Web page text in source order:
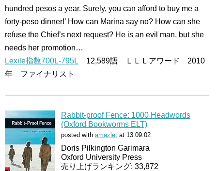
hundred pesos a year. Surely, you can afford to buy me a
forty-peso dinner!’ How can Marina say no? How can she
refuse the Chief’s next request? He is an evil man, but she
needs her promotion…
Lexile指数700L-795L 12,589語 ＬＬＬアワード 2010
年 ファイナリスト
Rabbit-proof Fence: 1000 Headwords
(Oxford Bookworms ELT)
posted with amazlet at 13.09.02
Doris Pilkington Garimara
Oxford University Press
売り上げランキング: 33,872